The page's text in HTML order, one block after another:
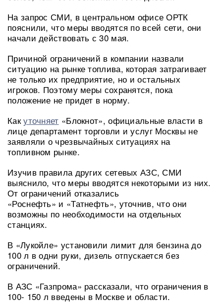
На запрос СМИ, в центральном офисе ОРТК
пояснили, что меры вводятся по всей сети, они
начали действовать с 30 мая.
Причиной ограничений в компании назвали
ситуацию на рынке топлива, которая затрагивает
не только их предприятие, но и остальных
игроков. Поэтому меры сохранятся, пока
положение не придет в норму.
Какуточняет «Блокнот», официальные власти в
лице департамент торговли и услуг Москвы не
заявляли о чрезвычайных ситуациях на
топливном рынке.
Изучив правила других сетевых АЗС, СМИ
выяснило, что меры вводятся некоторыми из них.
От ограничений отказались
«Роснефть» и «Татнефть», уточнив, что они
возможны по необходимости на отдельных
станциях.
В «Лукойле» установили лимит для бензина до
100 л в одни руки, дизель отпускается без
ограничений.
В АЗС «Газпрома» рассказали, что ограничения в
100- 150 л введены в Москве и области.